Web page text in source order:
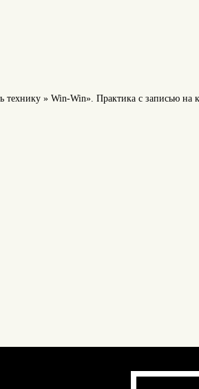
технику » Win-Win». Практика с записью на